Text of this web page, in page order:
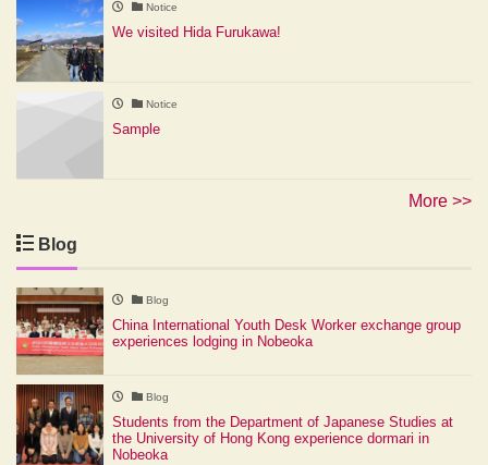
Notice
We visited Hida Furukawa!
Notice
Sample
More >>
Blog
Blog
China International Youth Desk Worker exchange group
experiences lodging in Nobeoka
Blog
Students from the Department of Japanese Studies at
the University of Hong Kong experience dormari in
Nobeoka